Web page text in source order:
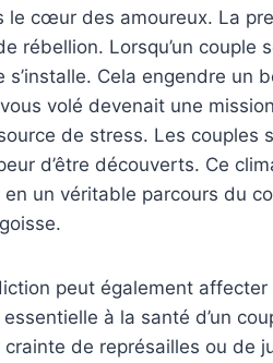
le cœur des amoureux. La
rébellion. Lorsqu’un
s’installe. Cela engendre un
volé devenait une
de stress. Les couples
d’être découverts. Ce
en un véritable parcours du
peut également
à la santé d’un
de représailles ou de